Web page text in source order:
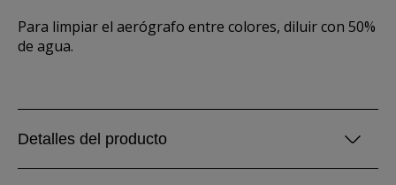
Para limpiar el aerógrafo entre colores, diluir con 50%
de agua.
Detalles del producto